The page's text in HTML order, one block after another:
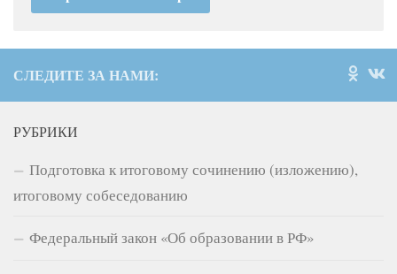
СЛЕДИТЕ ЗА НАМИ:
РУБРИКИ
Подготовка к итоговому сочинению (изложению),
итоговому собеседованию
Федеральный закон «Об образовании в РФ»